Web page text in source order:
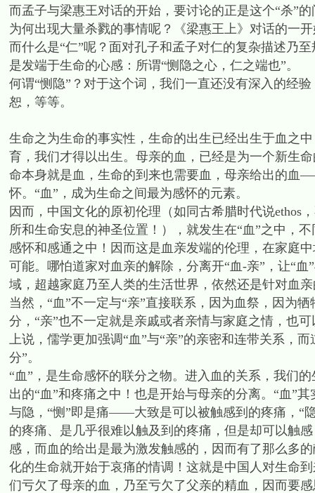
而孟子与梁惠王对话的开始，要讨论的正是这个“杀”
为何出现大量杀戮的事情呢？《梁惠王上》对话的一
而什么是“仁”呢？面对孔子和孟子对仁的复杂描述乃
是发端于生命的心感：所谓“恻隐之心，仁之端也”。
何谓“恻隐”？对于这个词，我们一直还没有深入的经
恕，等等。
生命之为生命的事实性，生命的出生已经出生于血之
育，我们才得以出生。母亲的血，已经是为一个新生
命本身就是血，生命的到来也需要血，母亲给出的
怀。“血”，成为生命之间最为感怀的元素。
因而，中国文化的原初伦理（如同古希腊时代说ethos
所和生命安息的神圣位置！），就发生在“血”之中，
感怀和感通之中！因而这是血亲发端的伦理，在家庭
可能。哪怕道家对血亲的解除，分离开“血-亲”，让“
域，超越家庭乃至人类的生活世界，依然还是针对血
当然，“血”不一定与“亲”直接联系，因为血祭，因为
分，“亲”也不一定就是亲戚或者亲情与家庭之情，也
上说，儒学更加强调“血”与“亲”的亲密和连带关系，
分”。
“血”，是生命感怀的联分之物。进入血的关系，我们
出的“血”和疼痛之中！也是开始与母亲的分离。“血”
与隐，“恻”即是痛——大致是可以被触感到的疼痛，“
的疼痛、是几乎很难以触及到的疼痛，但是却可以触
感，而血的给出是最为激发触感的，因而有了那么多
化的生命就开始于哀痛的情调！这就是中国人对生命
们亏欠了母亲的血，乃至亏欠了父亲的精血，因而要